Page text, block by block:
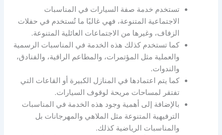
تستخدم خدمة صفة السيارات في المناسبات
الاجتماعية المتنوعة، فهي غالبًا ما تُستخدم في حفلات
الزفاف، وغيرها من الاجتماعات العائلية المتنوعة.
كما تستخدم كذلك هذه الخدمة في المناسبات الرسمية
والعملية مثل المؤتمرات، والمطاعم الراقية، والفنادق،
والندوات.
كما يتم اعتمادها في المنازل الكبيرة أو القاعات التي
تفتقر لمساحات مريحة لوقوف السيارات.
بالإضافة إلى أهمية وجود هذه الخدمة في المناسبات
الترفيهية المتنوعة مثل الملاهي والمهرجانات بل
والمناسبات الرياضية كذلك.